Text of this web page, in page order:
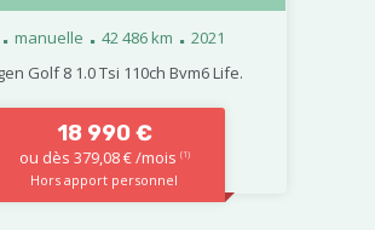
. manuelle . 42 486 km . 2021
Golf 8 1.0 Tsi 110ch Bvm6 Life.
18 990 €
ou dès 379,08 € /mois (1)
Hors apport personnel